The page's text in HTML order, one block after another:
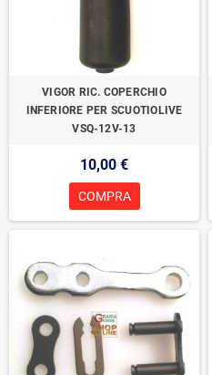
VIGOR RIC. COPERCHIO
INFERIORE PER SCUOTIOLIVE
VSQ-12V-13
10,00 €
COMPRA